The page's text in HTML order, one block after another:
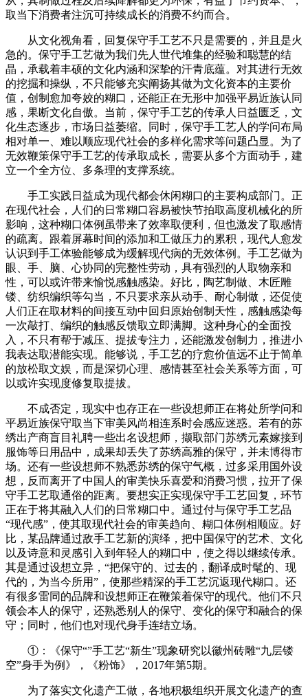
取当下消费者注沉可持续成长的消费不约而合。
从文化视角看，回复保守手工艺不只是需要的，并且是火
急的。保守手工艺做为我们先人世代堆集的经验和聪慧的结
晶，承载着丰硕的文化内涵和深挚的汗青底蕴。对其进行无效
的挖掘和操纵，不只能够充实阐扬其做为文化资本的主要价
值，创制愈加夸姣的糊口，还能正在无形中加强平易近族认同
感，果断文化自傲。当前，保守手工艺的传承人日益匮乏，文
化生态逐步，市场日益萎缩。同时，保守手工艺人的学问布局
相对单一、难以顺应现代社会的多样化需求等问题凸显。为了
无效鞭策保守手工艺的传承取成长，需要从多个方面动手，建
立一个全方位、多条理的支撑系统。
手工实践日益成为现代都会休闲糊口的主要构成部门。正
在现代社会，人们的日常糊口容易被快节拍取高度机械化的所
影响，这种糊口体例虽带来了效率取便利，但也激发了取感情
的疏离。跟着屏幕时间的添加和工做压力的累积，现代人愈发
认识到手工体验能够成为缓解现代病的无效体例。手工艺做为
眼、手、脑、心协同的完整性劳动，具有强烈的人取物亲和
性，可以或许带来愉悦感触感染。好比，陶艺制做、木匠雕
镂、纺织编织等勾当，不只要求亲从动手、耐心制做，还促使
人们正在取材料的间接互动中回归原始创制天性，感触感染每
一次敲打、编织的触感反馈取立即满脚。这种身心的全面投
入，不只有帮于减压、提拔专注力，还能激发创制力，推进小
我表达取潜能实现。能够说，手工艺的疗愈价值远不止于简单
的放松取文娱，而是深切心理、感情甚至社会关系等方面，可
以或许实现度修复取提拔。
不成否定，现实中也存正在一些设想师正在将处所学问和
平易近族保守取当下审美风尚相连系时会感应迷惑。若有的苏
绣出产商盲目礼聘一些出名设想师，撷取部门苏绣元素嫁接到
服饰等日用品中，成果却丢失了苏绣高雅的保守，并未博得市
场。还有一些设想师不熟悉苏绣的保守气概，过多采用国外设
想，反而离开了中国人的审美快乐喜爱和消费习惯，拉开了保
守手工艺取通俗的距离。要想实正实现保守手工艺回复，环节
正在于将其融入人们的日常糊口中。通过付与保守手工艺品
“现代感”，使其取现代社会的审美趋向、糊口体例相顺应。好
比，某品牌通过敌手工艺新的演绎，把中国保守的艺术、文化
以及诗意和灵感引入到年轻人的糊口中，使之得以继续传承。
其是通过设想立异，“把保守的、过去的，翻译成时髦的、现
代的，为当今所用”，使那些精深的手工艺沉返现代糊口。还
有很多雷同的品牌和设想师正在鞭策着保守的现代。他们不只
领会本人的保守，还熟悉别人的保守、变化的保守和融合的保
守；同时，他们也对现代身手连结立场。
①：《保守“”手工艺“新生”现象研究以徽州砖雕“九层镂
空”身手为例》，《粉饰》，2017年第5期。
为了落实文化遗产工做，各地积极组织开展文化遗产的查